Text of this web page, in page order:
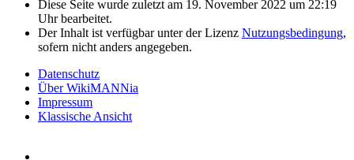
Diese Seite wurde zuletzt am 19. November 2022 um 22:19
Uhr bearbeitet.
Der Inhalt ist verfügbar unter der Lizenz Nutzungsbedingung,
sofern nicht anders angegeben.
Datenschutz
Über WikiMANNia
Impressum
Klassische Ansicht